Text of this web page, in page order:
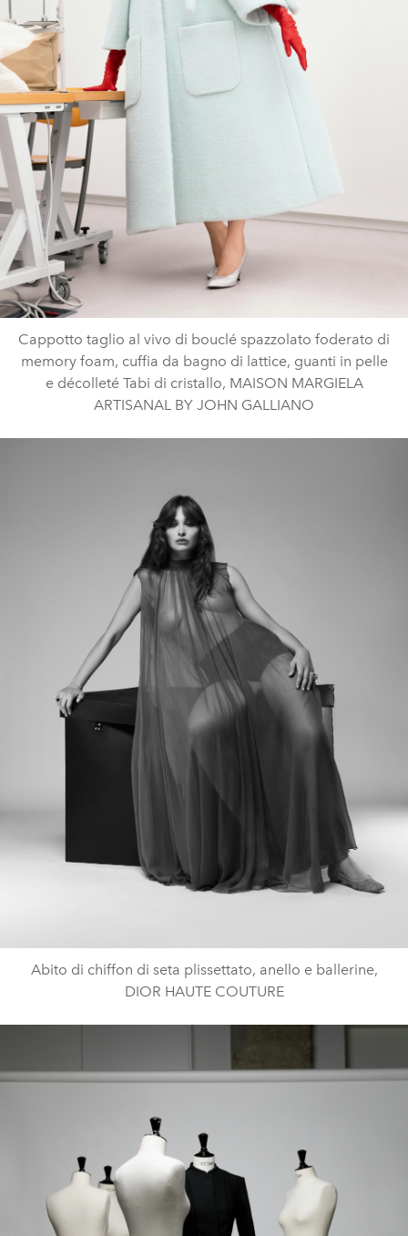
Cappotto taglio al vivo di bouclé spazzolato foderato di
memory foam, cuffia da bagno di lattice, guanti in pelle
e décolleté Tabi di cristallo, MAISON MARGIELA
ARTISANAL BY JOHN GALLIANO
Abito di chiffon di seta plissettato, anello e ballerine,
DIOR HAUTE COUTURE